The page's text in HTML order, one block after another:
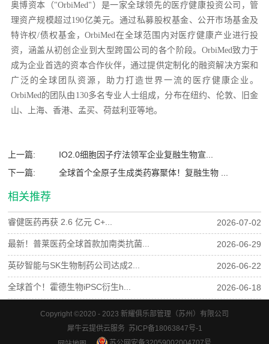
奥博资本（"OrbiMed"）是一家全球领先的医疗健康投资公司，管
理资产规模超过190亿美元。通过私募股权基金、公开市场基金及
特许权/债权基金，OrbiMed在全球范围内对医疗健康产业进行投
资，涵盖从初创企业到大型跨国公司的各个阶段。OrbiMed致力于
成为企业首选的资本合作伙伴，通过提供定制化的融资解决方案和
广泛的全球团队资源，助力打造世界一流的医疗健康企业。
OrbiMed的团队由130多名专业人士组成，分布在纽约、伦敦、旧金
山、上海、香港、孟买、荷兹利亚等地。
上一篇:
IO2.0细胞因子疗法领军企业复融生物宣...
下一篇:
全球首个全原子生成类药寡聚体！复融生物 ...
相关推荐
睿健医药再获 2.6 亿元 C+... 2026-07-02
最新！普莱医药全球首款加南类抗菌... 2026-06-29
英矽智能与SK生物制药公司达成2... 2026-06-22
全球首个！霍德生物iPSC衍生h... 2026-06-18
Copyright ©2020 - 2023 新耀俱乐部管理（苏州）有限公司
犀牛云提供云服务 苏ICP备18063847号-1